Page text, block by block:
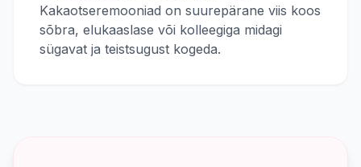
Kakaotseremooniad on suurepärane viis koos
sõbra, elukaaslase või kolleegiga midagi
sügavat ja teistsugust kogeda.